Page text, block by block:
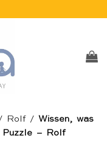
Rolf/ Wissen, was
Puzzle – Rolf